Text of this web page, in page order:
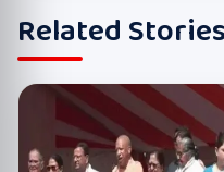
Related Stories